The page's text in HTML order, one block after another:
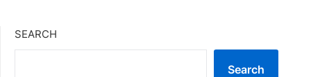
SEARCH
Search